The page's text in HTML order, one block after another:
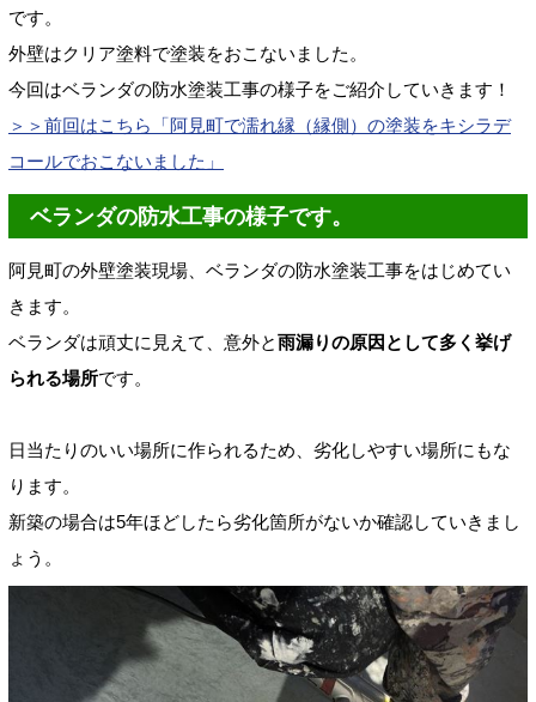
です。
外壁はクリア塗料で塗装をおこないました。
今回はベランダの防水塗装工事の様子をご紹介していきます！
＞＞前回はこちら「阿見町で濡れ縁（縁側）の塗装をキシラデ
コールでおこないました」
ベランダの防水工事の様子です。
阿見町の外壁塗装現場、ベランダの防水塗装工事をはじめてい
きます。
ベランダは頑丈に見えて、意外と雨漏りの原因として多く挙げ
られる場所です。
日当たりのいい場所に作られるため、劣化しやすい場所にもな
ります。
新築の場合は5年ほどしたら劣化箇所がないか確認していきまし
ょう。